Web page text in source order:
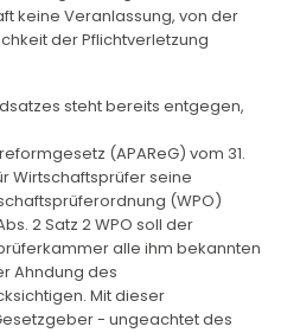
keine Veranlassung, von der
der Pflichtverletzung
steht bereits entgegen,
(APAReG) vom 31.
Wirtschaftsprüfer seine
(WPO)
2 Satz 2 WPO soll der
alle ihm bekannten
Ahndung des
Mit dieser
- ungeachtet des